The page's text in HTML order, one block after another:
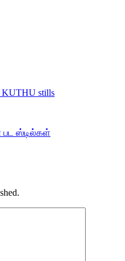
stills
பட ஸ்டில்கள்